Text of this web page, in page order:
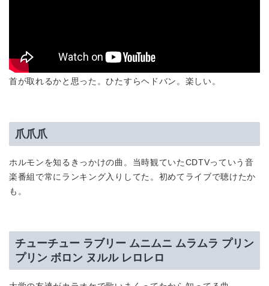
首が取れるかと思った。ひたすらヘドバン。楽しい。
爪爪爪
ホルモンを知るきっかけの曲。当時観ていたCDTVっていう音
楽番組で常にランキング入りしてた。初めてライブで聴けたか
も。
チューチュー ラブリー ムニムニ ムラムラ プリン
プリン ボロン ヌルル レロレロ